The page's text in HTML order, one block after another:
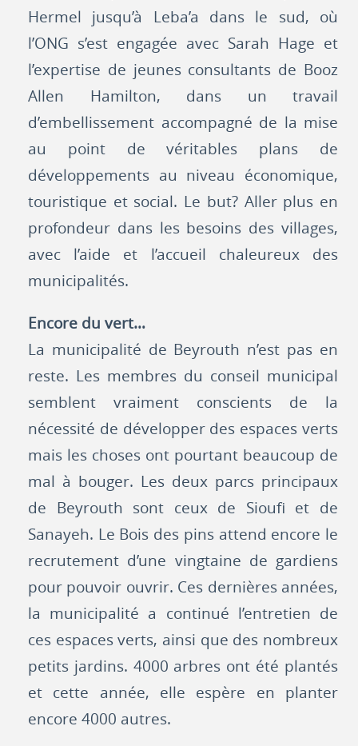
Hermel jusqu’à Leba’a dans le sud, où
l’ONG s’est engagée avec Sarah Hage et
l’expertise de jeunes consultants de Booz
Allen Hamilton, dans un travail
d’embellissement accompagné de la mise
au point de véritables plans de
développements au niveau économique,
touristique et social. Le but? Aller plus en
profondeur dans les besoins des villages,
avec l’aide et l’accueil chaleureux des
municipalités.
Encore du vert…
La municipalité de Beyrouth n’est pas en
reste. Les membres du conseil municipal
semblent vraiment conscients de la
nécessité de développer des espaces verts
mais les choses ont pourtant beaucoup de
mal à bouger. Les deux parcs principaux
de Beyrouth sont ceux de Sioufi et de
Sanayeh. Le Bois des pins attend encore le
recrutement d’une vingtaine de gardiens
pour pouvoir ouvrir. Ces dernières années,
la municipalité a continué l’entretien de
ces espaces verts, ainsi que des nombreux
petits jardins. 4000 arbres ont été plantés
et cette année, elle espère en planter
encore 4000 autres.